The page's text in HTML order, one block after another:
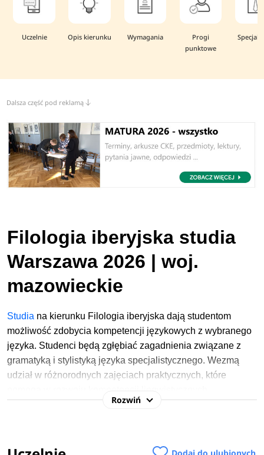
Uczelnie Opis kierunku Wymagania
Progi
punktowe
Dalsza część pod reklamą
Filologia iberyjska studia
Warszawa 2026 | woj.
mazowieckie
Studia na kierunku Filologia iberyjska dają studentom
możliwość zdobycia kompetencji językowych z wybranego
języka. Studenci będą zgłębiać zagadnienia związane z
gramatyką i stylistyką języka specjalistycznego. Wezmą
udział w różnorodnych zajęciach praktycznych, które
jest średnia ocen ze studiów i ocena na dyplomie. W
Rozwiń